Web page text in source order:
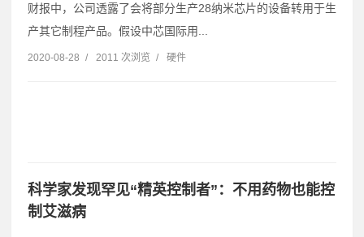
财报中，公司透露了会将部分生产28纳米芯片的设备转用于生
产其它制程产品。假设中芯国际用...
2020-08-28 / 2011 次浏览 / 硬件
科学家发现罕见“精英控制者”：不用药物也能控
制艾滋病